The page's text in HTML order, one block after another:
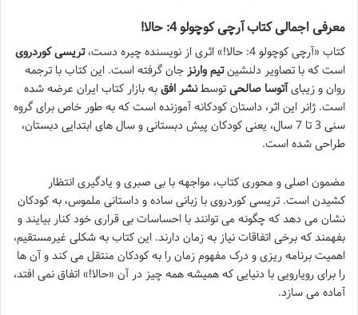
معرفی اجمالی کتاب آرچی کوچولو 4: حالا!
کتاب «آرچی کوچولو 4: حالا!» اثری از نویسنده چیره دست،
تریسی کوردروی
است که با تصاویر دلنشینتیم وارنز جان گرفته است. این کتاب با ترجمه
روان و زیبایآتوسا صالحیتوسطنشر افقبه بازار کتاب ایران عرضه شده
است. ژانر این اثر، داستان کودکانه آموزنده است که به طور خاص برای گروه
سنی 3 تا 7 سال، یعنی کودکان پیش دبستانی و سال های ابتدایی دبستان،
طراحی شده است.
مضمون اصلی و محوری کتاب، مواجهه با بی صبری و یادگیری انتظار
کشیدن است. تریسی کوردروی با زبانی ساده و داستانی ملموس، به کودکان
نشان می دهد که چگونه می توانند با احساسات بی قراری خود کنار بیایند و
بفهمند که برخی اتفاقات نیاز به زمان دارند. این کتاب به شکلی غیرمستقیم،
اهمیت برنامه ریزی و درک مفهوم زمان را به کودکان منتقل می کند و آن ها
را برای رویارویی با دنیایی که همیشه همه چیز در آن «حالا!» اتفاق نمی افتد،
آماده می سازد.